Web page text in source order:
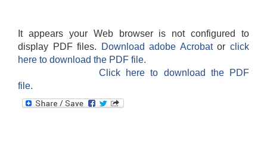
It appears your Web browser is not configured to
display PDF files.
Download adobe Acrobatorclick
here to download the PDF file.
Click here to download the PDF
file.